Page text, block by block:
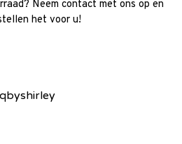
Neem contact met ons op en
het voor u!